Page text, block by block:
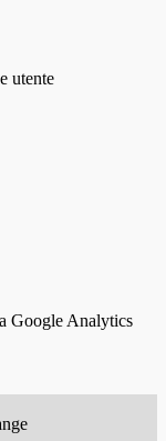
utente
Google Analytics